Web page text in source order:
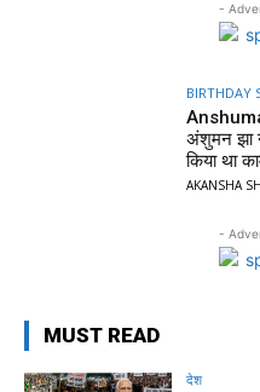
-
BIRTHDAY
अंशुमन झा
किया था
AKANSHA
-
MUST READ
देश